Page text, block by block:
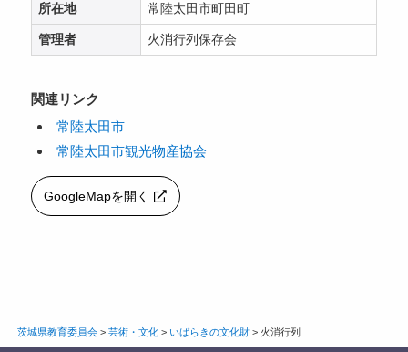
所在地 常陸太田市町田町
管理者 火消行列保存会
関連リンク
常陸太田市
常陸太田市観光物産協会
GoogleMapを開く
茨城県教育委員会> 芸術・文化> いばらきの文化財> 火消行列